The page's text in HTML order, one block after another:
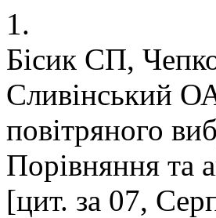
1.
Бісик СП,
Сливінський
повітряного
Порівняння та
[цит. за 07,